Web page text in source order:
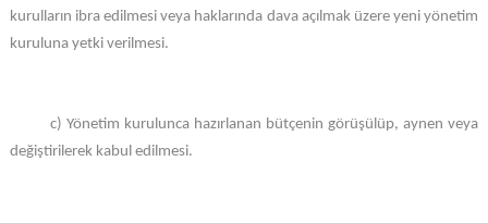
kurulların ibra edilmesi veya haklarında dava açılmak üzere yeni yönetim
kuruluna yetki verilmesi.
c) Yönetim kurulunca hazırlanan bütçenin görüşülüp, aynen veya
değiştirilerek kabul edilmesi.